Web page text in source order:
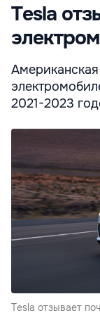
Tesla
2021-2023
Tesla отзывает